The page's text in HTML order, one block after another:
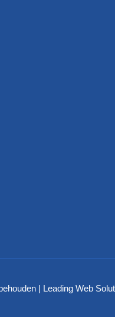
| Leading Web